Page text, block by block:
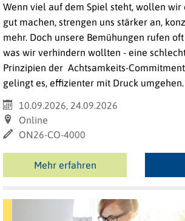
Wenn viel auf dem Spiel steht, wollen wir
gut machen, strengen uns stärker an,
mehr. Doch unsere Bemühungen rufen
was wir verhindern wollten - eine
Prinzipien der Achtsamkeits-
gelingt es, effizienter mit Druck umgehen.
10.09.2026, 24.09.2026
Online
ON26-CO-4000
Mehr erfahren